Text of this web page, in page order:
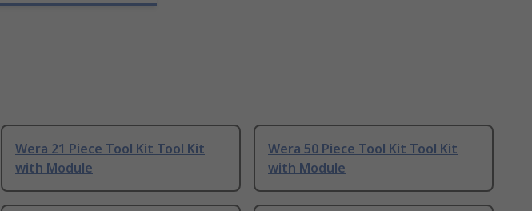
Wera 21 Piece Tool Kit Tool Kit
with Module
Wera 50 Piece Tool Kit Tool Kit
with Module